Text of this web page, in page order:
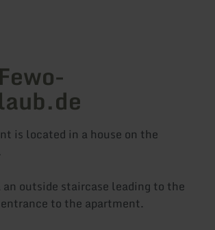
is located in a house on the
an outside staircase leading to the
to the apartment.